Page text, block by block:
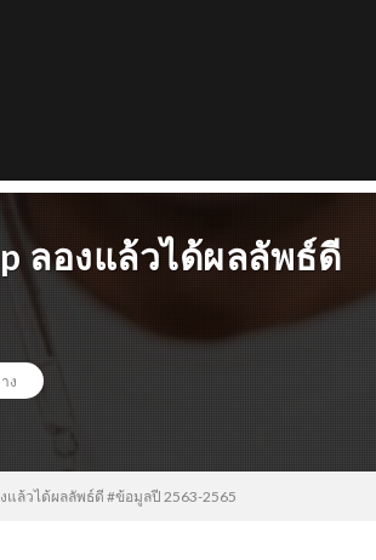
ลองแล้วได้ผลลัพธ์ดี
ง
แล้วได้ผลลัพธ์ดี #ข้อมูลปี 2563-2565